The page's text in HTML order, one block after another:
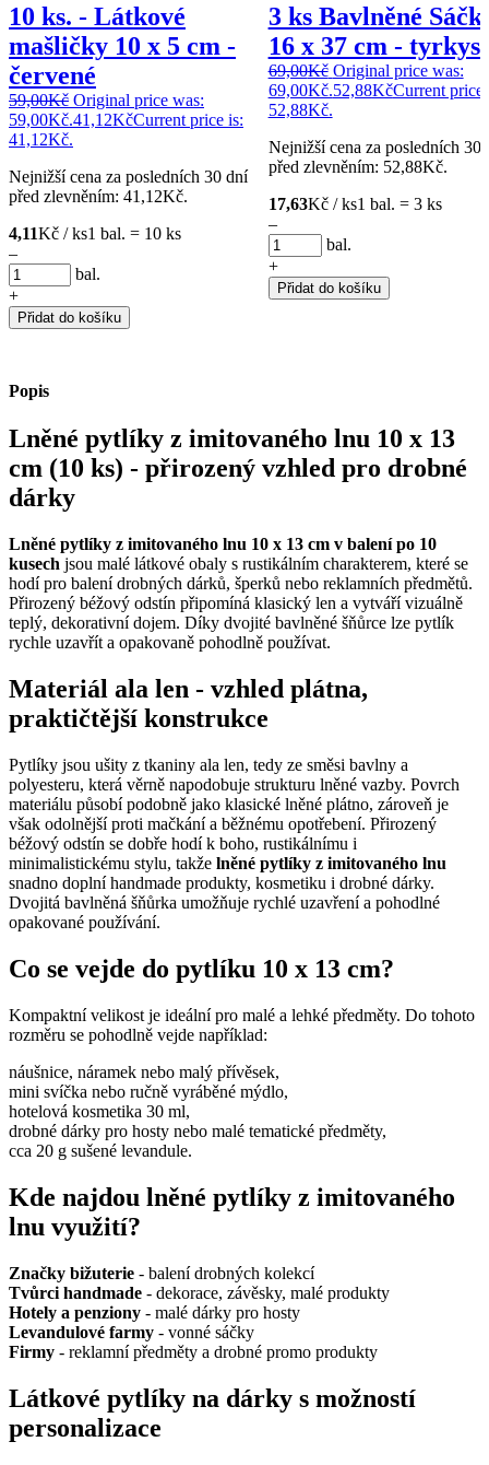
10 ks. - Látkové
mašličky 10 x 5 cm -
červené
59,00Kč Original price was:
59,00Kč.41,12KčCurrent price is:
41,12Kč.
Nejnižší cena za posledních 30 dní
před zlevněním: 41,12Kč.
4,11Kč / ks1 bal. = 10 ks
–
bal.
+
Přidat do košíku
3 ks Bavlněné
16 x 37 cm -
69,00Kč Original price was:
69,00Kč.52,88KčCurrent price
52,88Kč.
Nejnižší cena za posledních 30
před zlevněním: 52,88Kč.
17,63Kč / ks1 bal. = 3 ks
–
bal.
+
Přidat do košíku
Popis
Lněné pytlíky z imitovaného lnu 10 x 13
cm (10 ks) - přirozený vzhled pro drobné
dárky
Lněné pytlíky z imitovaného lnu 10 x 13 cm v balení po 10
kusech jsou malé látkové obaly s rustikálním charakterem, které se
hodí pro balení drobných dárků, šperků nebo reklamních předmětů.
Přirozený béžový odstín připomíná klasický len a vytváří vizuálně
teplý, dekorativní dojem. Díky dvojité bavlněné šňůrce lze pytlík
rychle uzavřít a opakovaně pohodlně používat.
Materiál ala len - vzhled plátna,
praktičtější konstrukce
Pytlíky jsou ušity z tkaniny ala len, tedy ze směsi bavlny a
polyesteru, která věrně napodobuje strukturu lněné vazby. Povrch
materiálu působí podobně jako klasické lněné plátno, zároveň je
však odolnější proti mačkání a běžnému opotřebení. Přirozený
béžový odstín se dobře hodí k boho, rustikálnímu i
minimalistickému stylu, takže lněné pytlíky z imitovaného lnu
snadno doplní handmade produkty, kosmetiku i drobné dárky.
Dvojitá bavlněná šňůrka umožňuje rychlé uzavření a pohodlné
opakované používání.
Co se vejde do pytlíku 10 x 13 cm?
Kompaktní velikost je ideální pro malé a lehké předměty. Do tohoto
rozměru se pohodlně vejde například:
náušnice, náramek nebo malý přívěsek,
mini svíčka nebo ručně vyráběné mýdlo,
hotelová kosmetika 30 ml,
drobné dárky pro hosty nebo malé tematické předměty,
cca 20 g sušené levandule.
Kde najdou lněné pytlíky z imitovaného
lnu využití?
Značky bižuterie - balení drobných kolekcí
Tvůrci handmade - dekorace, závěsky, malé produkty
Hotely a penziony - malé dárky pro hosty
Levandulové farmy - vonné sáčky
Firmy - reklamní předměty a drobné promo produkty
Látkové pytlíky na dárky s možností
personalizace